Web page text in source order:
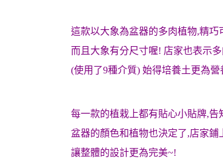
這款以大象為盆器的多肉植物,精
而且大象有分尺寸喔! 店家也表示
(使用了9種介質) 始得培養土更為營
每一款的植栽上都有貼心小貼牌,
盆器的顏色和植物也決定了,店家鋪
讓整體的設計更為完美~!